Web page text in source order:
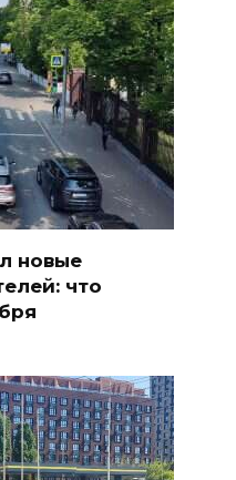
новые
что